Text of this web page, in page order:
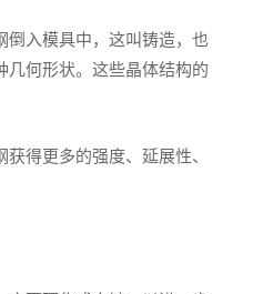
倒入模具中，这叫铸造，也
几何形状。这些晶体结构的
得更多的强度、延展性、